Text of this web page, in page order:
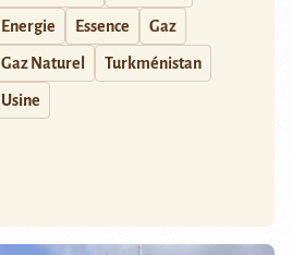
Energie Essence Gaz
Gaz Naturel Turkménistan
Usine